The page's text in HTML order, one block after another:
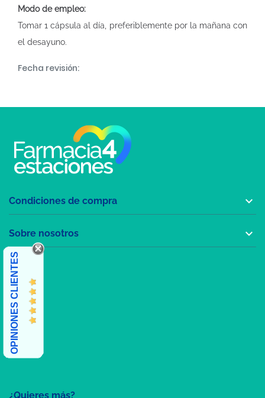
Modo de empleo:
Tomar 1 cápsula al día, preferiblemente por la mañana con
el desayuno.
Fecha revisión:
¿Quieres más?
Condiciones de compra 
Sobre nosotros 
OPINIONES CLIENTES